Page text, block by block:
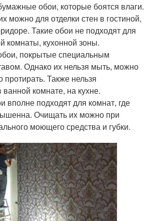
обои, которые боятся влаги.
можно для отделки стен в гостиной,
Такие обои не подходят для
комнаты, кухонной зоны.
покрытые специальным
Однако их нельзя мыть, можно
протирать. Также нельзя
ванной комнате, на кухне.
подходят для комнат, где
Очищать их можно при
моющего средства и губки.